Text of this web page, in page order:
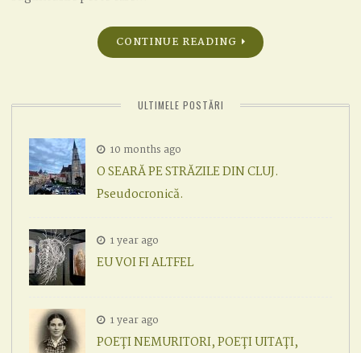
CONTINUE READING
ULTIMELE POSTĂRI
10 months ago
O SEARĂ PE STRĂZILE DIN CLUJ.
Pseudocronică.
1 year ago
EU VOI FI ALTFEL
1 year ago
POEȚI NEMURITORI, POEȚI UITAȚI,